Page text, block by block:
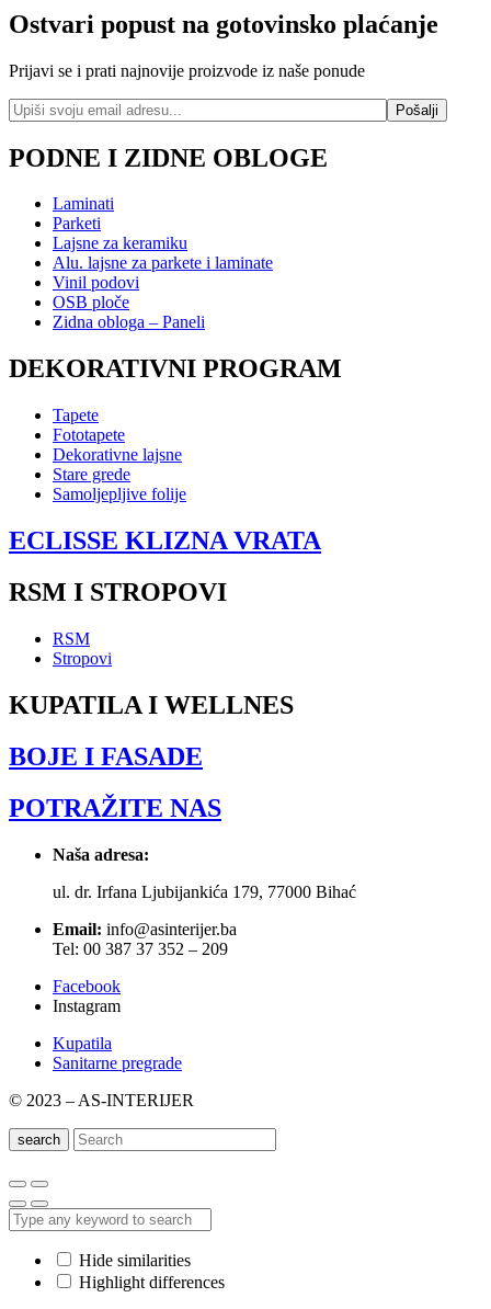
Ostvari popust na gotovinsko plaćanje
Prijavi se i prati najnovije proizvode iz naše ponude
PODNE I ZIDNE OBLOGE
Laminati
Parketi
Lajsne za keramiku
Alu. lajsne za parkete i laminate
Vinil podovi
OSB ploče
Zidna obloga – Paneli
DEKORATIVNI PROGRAM
Tapete
Fototapete
Dekorativne lajsne
Stare grede
Samoljepljive folije
ECLISSE KLIZNA VRATA
RSM I STROPOVI
RSM
Stropovi
KUPATILA I WELLNES
BOJE I FASADE
POTRAŽITE NAS
Naša adresa:
ul. dr. Irfana Ljubijankića 179, 77000 Bihać
Email: info@asinterijer.ba
Tel: 00 387 37 352 – 209
Facebook
Instagram
Kupatila
Sanitarne pregrade
© 2023 – AS-INTERIJER
search
Hide similarities
Highlight differences